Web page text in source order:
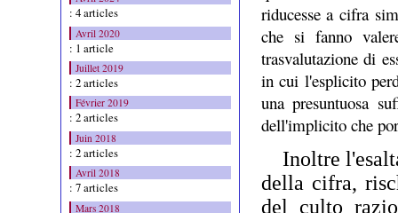
: 4 articles
Avril 2020
: 1 article
Juillet 2019
: 2 articles
Février 2019
: 2 articles
Juin 2018
: 2 articles
Avril 2018
: 7 articles
Mars 2018
riducesse a cifra
che si fanno
trasvalutazione di
in cui l'esplicito
una presuntuosa
dell'implicito che
Inoltre
della cifra,
del culto razio